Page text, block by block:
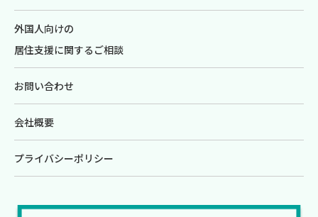
外国人向けの
居住支援に関するご相談
お問い合わせ
会社概要
プライバシーポリシー